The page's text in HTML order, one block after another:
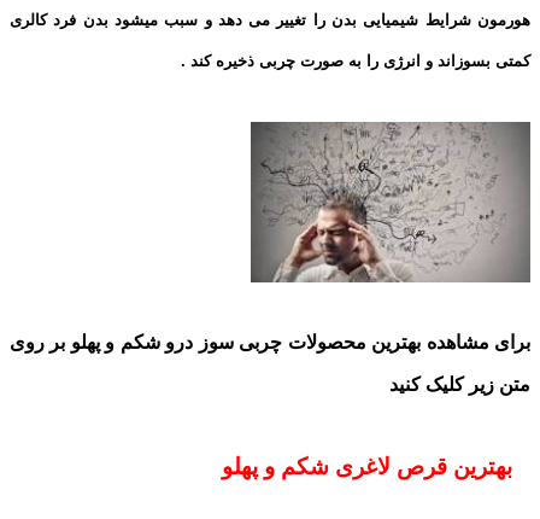
هورمون شرایط شیمیایی بدن را تغییر می دهد و سبب میشود بدن فرد کالری
کمتی بسوزاند و انرژی را به صورت چربی ذخیره کند .
برای مشاهده بهترین محصولات چربی سوز درو شکم و پهلو بر روی
متن زیر کلیک کنید
بهترین قرص لاغری شکم و پهلو